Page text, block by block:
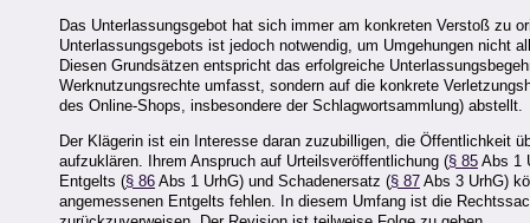
Das Unterlassungsgebot hat sich immer am konkreten Verstoß zu
Unterlassungsgebots ist jedoch notwendig, um Umgehungen nicht
Diesen Grundsätzen entspricht das erfolgreiche
Werknutzungsrechte umfasst, sondern auf die konkrete
des Online-Shops, insbesondere der Schlagwortsammlung) abstellt.
Der Klägerin ist ein Interesse daran zuzubilligen, die Öffentlichkeit
aufzuklären. Ihrem Anspruch auf Urteilsveröffentlichung (§ 85 Abs 1
Entgelts (§ 86 Abs 1 UrhG) und Schadenersatz (§ 87 Abs 3 UrhG)
angemessenen Entgelts fehlen. In diesem Umfang ist die